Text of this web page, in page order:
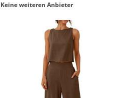
Keine weiteren Anbieter